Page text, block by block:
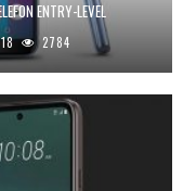
ENTRY-LEVEL
2784